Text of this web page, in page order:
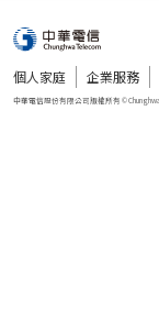
個人家庭 企業服務